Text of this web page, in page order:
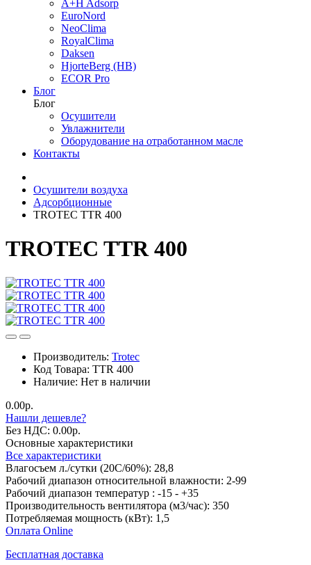
A+H Adsorp
EuroNord
NeoClima
RoyalClima
Daksen
HjorteBerg (HB)
ECOR Pro
Блог
Блог
Осушители
Увлажнители
Оборудование на отработанном масле
Контакты
Осушители воздуха
Адсорбционные
TROTEC TTR 400
TROTEC TTR 400
Производитель: Trotec
Код Товара: TTR 400
Наличие: Нет в наличии
0.00р.
Нашли дешевле?
Без НДС: 0.00р.
Основные характеристики
Все характеристики
Влагосъем л./сутки (20С/60%): 28,8
Рабочий диапазон относительной влажности: 2-99
Рабочий диапазон температур : -15 - +35
Производительность вентилятора (м3/час): 350
Потребляемая мощность (кВт): 1,5
Оплата Online
Бесплатная доставка